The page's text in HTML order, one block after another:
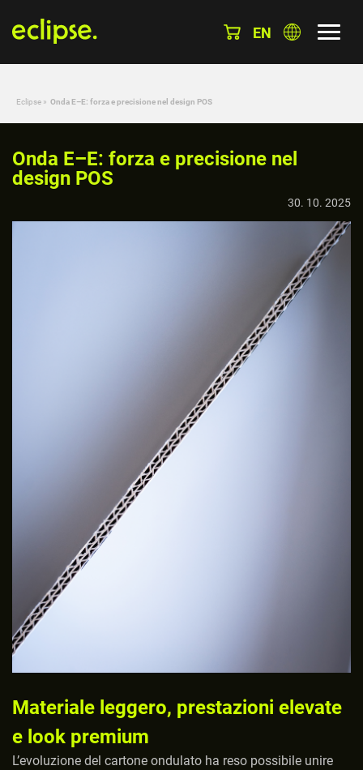
EN
Eclipse » Onda E–E: forza e precisione nel design POS
Onda E–E: forza e precisione nel
design POS
30. 10. 2025
Materiale leggero, prestazioni elevate
e look premium
L’evoluzione del cartone ondulato ha reso possibile unire